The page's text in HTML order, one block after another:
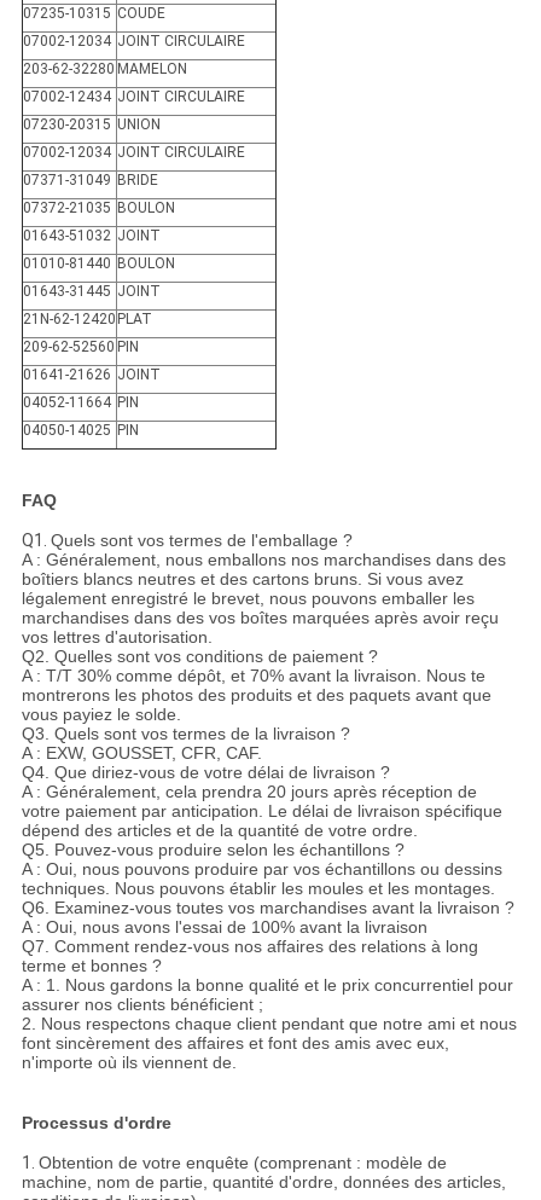
07235-10315 COUDE
07002-12034 JOINT CIRCULAIRE
203-62-32280 MAMELON
07002-12434 JOINT CIRCULAIRE
07230-20315 UNION
07002-12034 JOINT CIRCULAIRE
07371-31049 BRIDE
07372-21035 BOULON
01643-51032 JOINT
01010-81440 BOULON
01643-31445 JOINT
21N-62-12420 PLAT
209-62-52560 PIN
01641-21626 JOINT
04052-11664 PIN
04050-14025 PIN
FAQ
Q1. Quels sont vos termes de l'emballage ?
A : Généralement, nous emballons nos marchandises dans des
boîtiers blancs neutres et des cartons bruns. Si vous avez
légalement enregistré le brevet, nous pouvons emballer les
marchandises dans des vos boîtes marquées après avoir reçu
vos lettres d'autorisation.
Q2. Quelles sont vos conditions de paiement ?
A : T/T 30% comme dépôt, et 70% avant la livraison. Nous te
montrerons les photos des produits et des paquets avant que
vous payiez le solde.
Q3. Quels sont vos termes de la livraison ?
A : EXW, GOUSSET, CFR, CAF.
Q4. Que diriez-vous de votre délai de livraison ?
A : Généralement, cela prendra 20 jours après réception de
votre paiement par anticipation. Le délai de livraison spécifique
dépend des articles et de la quantité de votre ordre.
Q5. Pouvez-vous produire selon les échantillons ?
A : Oui, nous pouvons produire par vos échantillons ou dessins
techniques. Nous pouvons établir les moules et les montages.
Q6. Examinez-vous toutes vos marchandises avant la livraison ?
A : Oui, nous avons l'essai de 100% avant la livraison
Q7. Comment rendez-vous nos affaires des relations à long
terme et bonnes ?
A : 1. Nous gardons la bonne qualité et le prix concurrentiel pour
assurer nos clients bénéficient ;
2. Nous respectons chaque client pendant que notre ami et nous
font sincèrement des affaires et font des amis avec eux,
n'importe où ils viennent de.
Processus d'ordre
1. Obtention de votre enquête (comprenant : modèle de
machine, nom de partie, quantité d'ordre, données des articles,